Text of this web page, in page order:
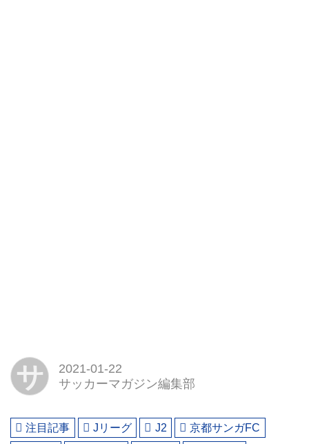
サ
2021-01-22
サッカーマガジン編集部
注目記事 Jリーグ J2
京都サンガFC